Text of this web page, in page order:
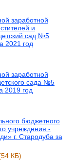
заработной
и
сад №5
2021 год
заработной
сада №5
2019 год
бюджетного
учреждения -
г. Стародуба за
КБ)